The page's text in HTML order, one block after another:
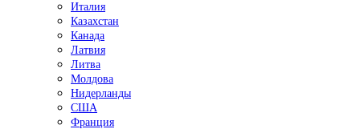
Италия
Казахстан
Канада
Латвия
Литва
Молдова
Нидерланды
США
Франция